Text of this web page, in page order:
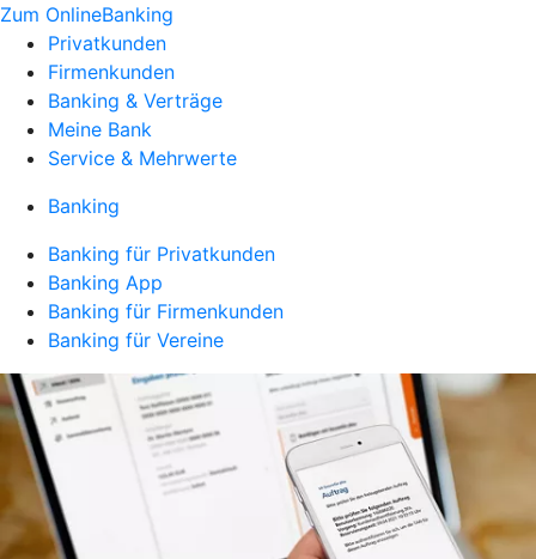
Zum OnlineBanking
Privatkunden
Firmenkunden
Banking & Verträge
Meine Bank
Service & Mehrwerte
Banking
Banking für Privatkunden
Banking App
Banking für Firmenkunden
Banking für Vereine